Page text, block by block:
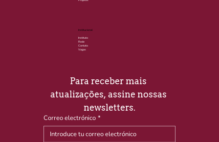
Institucional
Instituto
Rede
Contato
Vagas
Para receber mais
atualizações, assine nossas
newsletters.
Correo electrónico *